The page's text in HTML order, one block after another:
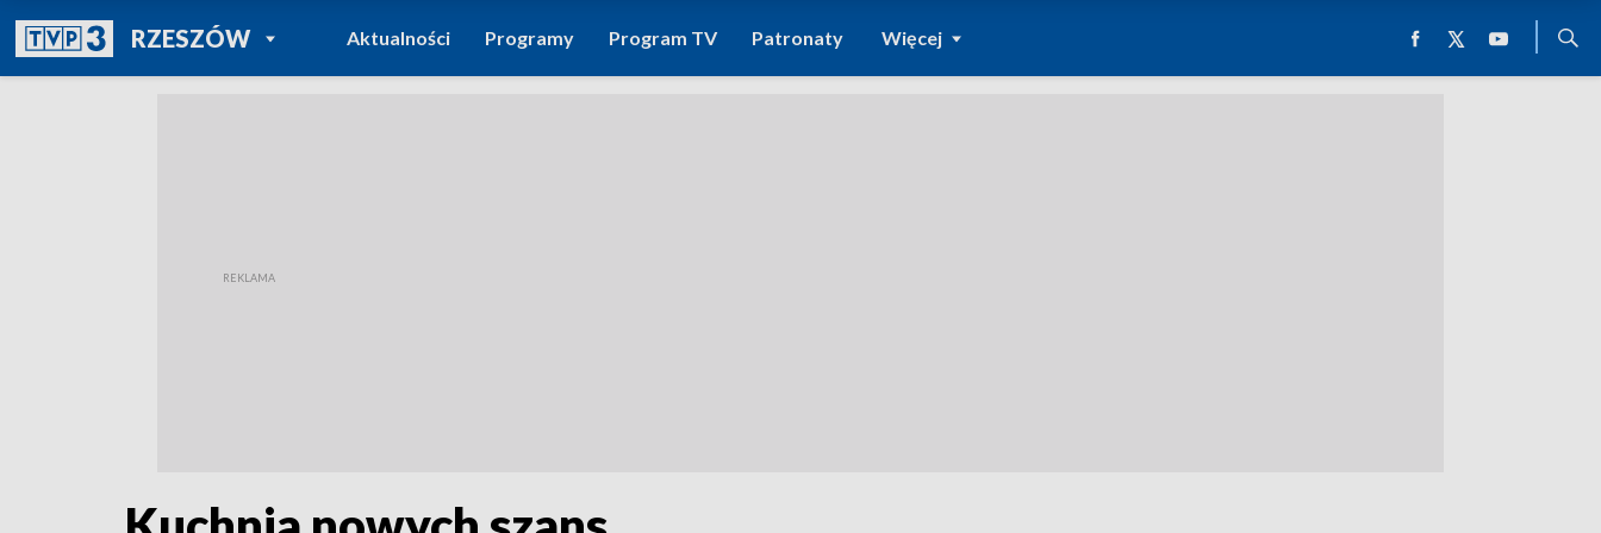
RZESZÓWPOWRÓT DO
TVP REGIONY
Aktualności Programy Program TV Patronaty Więcej